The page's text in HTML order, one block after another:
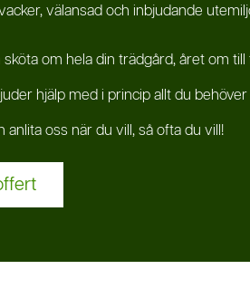
välansad och inbjudande
sköta om hela din trädgård, året om
hjälp med i princip allt du
anlita oss när du vill, så ofta du vill!